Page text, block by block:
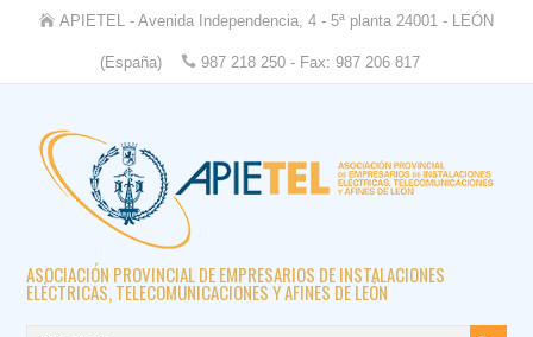
APIETEL - Avenida Independencia, 4 - 5ª planta 24001 - LEÓN
(España) 987 218 250 - Fax: 987 206 817
ASOCIACIÓN PROVINCIAL DE EMPRESARIOS DE INSTALACIONES
ELÉCTRICAS, TELECOMUNICACIONES Y AFINES DE LEÓN